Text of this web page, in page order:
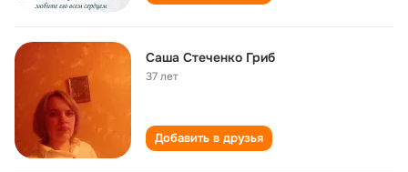
Саша Стеченко Гриб
37 лет
Добавить в друзья